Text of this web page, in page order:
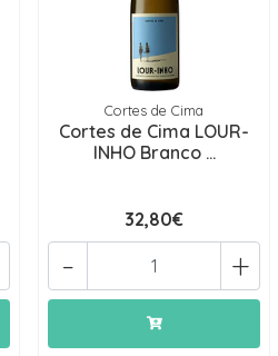
Cortes de Cima
Cortes de Cima LOUR-
INHO Branco ...
32,80€
+
-